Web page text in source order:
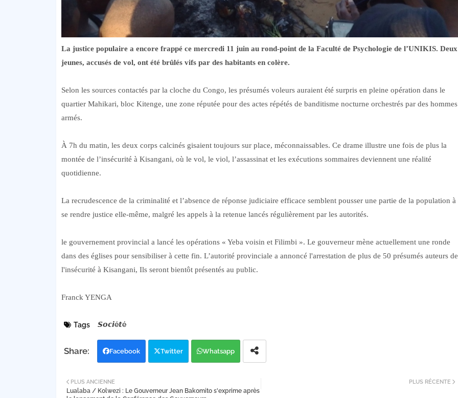
La justice populaire a encore frappé ce mercredi 11 juin au rond-point de la Faculté de Psychologie de l’UNIKIS. Deux
jeunes, accusés de vol, ont été brûlés vifs par des habitants en colère.
Selon les sources contactés par la cloche du Congo, les présumés voleurs auraient été surpris en pleine opération dans le
quartier Mahikari, bloc Kitenge, une zone réputée pour des actes répétés de banditisme nocturne orchestrés par des hommes
armés.
À 7h du matin, les deux corps calcinés gisaient toujours sur place, méconnaissables. Ce drame illustre une fois de plus la
montée de l’insécurité à Kisangani, où le vol, le viol, l’assassinat et les exécutions sommaires deviennent une réalité
quotidienne.
La recrudescence de la criminalité et l’absence de réponse judiciaire efficace semblent pousser une partie de la population à
se rendre justice elle-même, malgré les appels à la retenue lancés régulièrement par les autorités.
le gouvernement provincial a lancé les opérations « Yeba voisin et Filimbi ». Le gouverneur mène actuellement une ronde
dans des églises pour sensibiliser à cette fin. L’autorité provinciale a annoncé l'arrestation de plus de 50 présumés auteurs de
l'insécurité à Kisangani, Ils seront bientôt présentés au public.
Franck YENGA
Tags 𝙎𝙤𝙘𝙞é𝙩é
Facebook Twitter Whatsapp
PLUS RÉCENTE
PLUS ANCIENNE
Lualaba / Kolwezi : Le Gouverneur Jean Bakomito s'exprime après